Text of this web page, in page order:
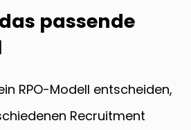
passende
RPO-Modell entscheiden,
Recruitment